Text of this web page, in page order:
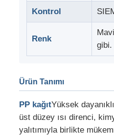
Hakkımızda
Fabrika Turu
Kalite Kontrol
Kontrol
Renk
gibi.
Ürün Tanımı
PP kağıtYüksek
üst düzey ısı direnci,
yalıtımıyla birlikte